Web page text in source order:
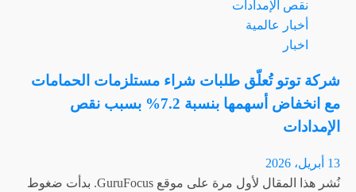
مئات
الرحلات
التابعة
لشركة
لوفتهانزا
الطيارين
أخبار عالمية
اخبار
شركة توتو تُعلّق طلبات شراء مستلزمات الحمامات
مع انخفاض أسهمها بنسبة 7.2% بسبب نقص
الإمدادات
13 أبريل، 2026
نُشر هذا المقال لأول مرة على موقع GuruFocus. بدأت ضغوط